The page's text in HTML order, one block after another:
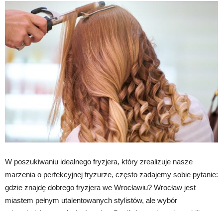
W poszukiwaniu idealnego fryzjera, który zrealizuje nasze
marzenia o perfekcyjnej fryzurze, często zadajemy sobie pytanie:
gdzie znajdę dobrego fryzjera we Wrocławiu? Wrocław jest
miastem pełnym utalentowanych stylistów, ale wybór